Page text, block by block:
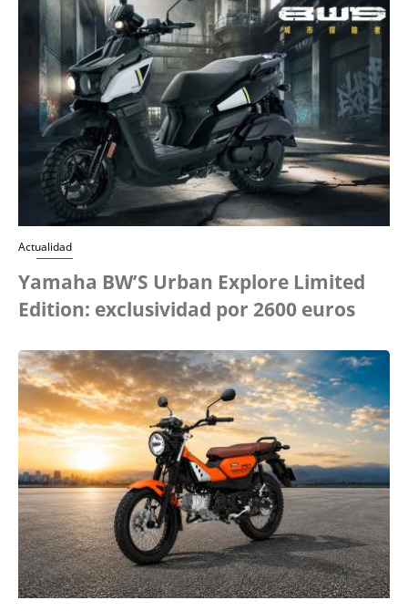
Actualidad
Yamaha BW’S Urban Explore Limited
Edition: exclusividad por 2600 euros